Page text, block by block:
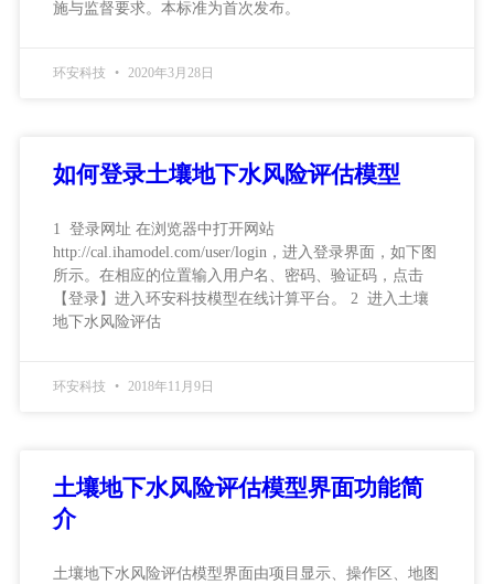
施与监督要求。本标准为首次发布。
环安科技 2020年3月28日
如何登录土壤地下水风险评估模型
1 登录网址 在浏览器中打开网站
http://cal.ihamodel.com/user/login，进入登录界面，如下图
所示。在相应的位置输入用户名、密码、验证码，点击
【登录】进入环安科技模型在线计算平台。 2 进入土壤
地下水风险评估
环安科技 2018年11月9日
土壤地下水风险评估模型界面功能简
介
土壤地下水风险评估模型界面由项目显示、操作区、地图